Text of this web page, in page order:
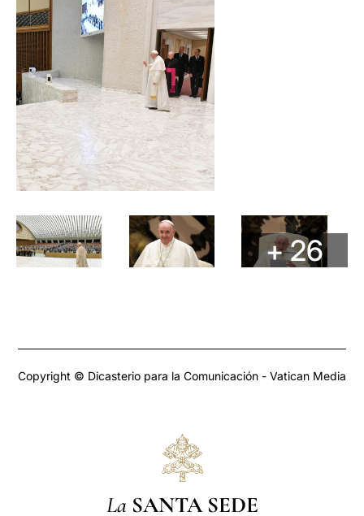
+ 26
Copyright © Dicasterio para la Comunicación - Vatican Media
La SANTA SEDE